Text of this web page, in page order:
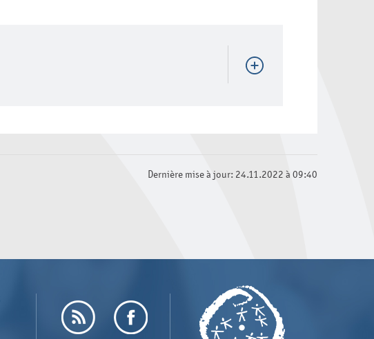
Dernière mise à jour: 24.11.2022 à 09:40